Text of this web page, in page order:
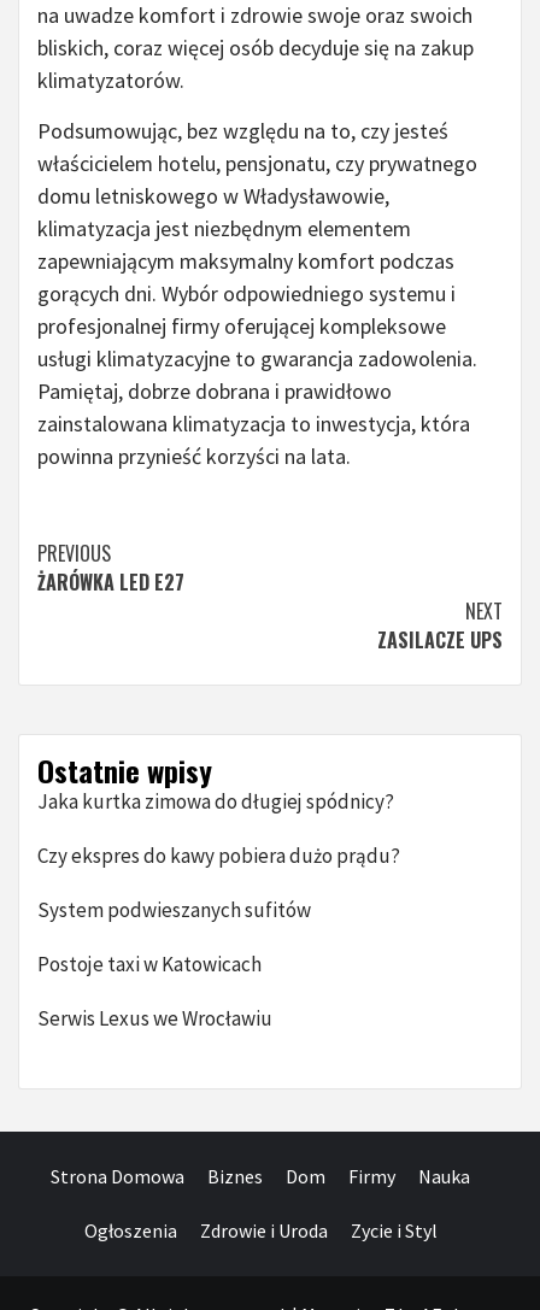
na uwadze komfort i zdrowie swoje oraz swoich
bliskich, coraz więcej osób decyduje się na zakup
klimatyzatorów.
Podsumowując, bez względu na to, czy jesteś
właścicielem hotelu, pensjonatu, czy prywatnego
domu letniskowego w Władysławowie,
klimatyzacja jest niezbędnym elementem
zapewniającym maksymalny komfort podczas
gorących dni. Wybór odpowiedniego systemu i
profesjonalnej firmy oferującej kompleksowe
usługi klimatyzacyjne to gwarancja zadowolenia.
Pamiętaj, dobrze dobrana i prawidłowo
zainstalowana klimatyzacja to inwestycja, która
powinna przynieść korzyści na lata.
Continue
Reading
PREVIOUS
ŻARÓWKA LED E27
NEXT
ZASILACZE UPS
Ostatnie wpisy
Jaka kurtka zimowa do długiej spódnicy?
Czy ekspres do kawy pobiera dużo prądu?
System podwieszanych sufitów
Postoje taxi w Katowicach
Serwis Lexus we Wrocławiu
Strona Domowa Biznes Dom Firmy Nauka
Ogłoszenia Zdrowie i Uroda Zycie i Styl